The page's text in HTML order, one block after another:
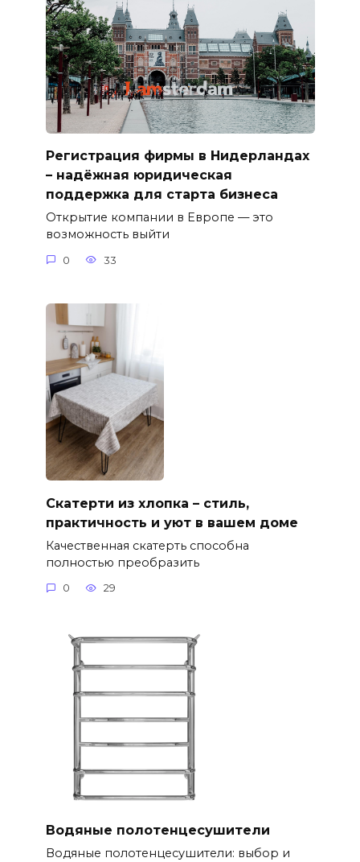
Регистрация фирмы в Нидерландах
– надёжная юридическая
поддержка для старта бизнеса
Открытие компании в Европе — это
возможность выйти
0 33
Скатерти из хлопка – стиль,
практичность и уют в вашем доме
Качественная скатерть способна
полностью преобразить
0 29
Водяные полотенцесушители
Водяные полотенцесушители: выбор и